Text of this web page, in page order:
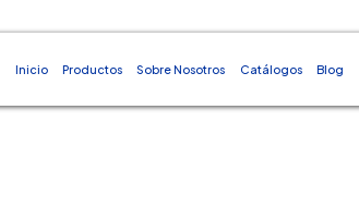
Inicio Productos Sobre Nosotros Catálogos Blog